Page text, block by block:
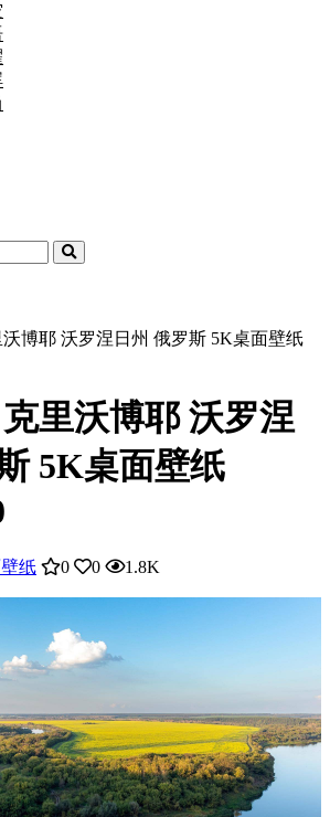
博耶 沃罗涅日州 俄罗斯 5K桌面壁纸
里沃博耶 沃罗涅
5K桌面壁纸
纸 0 0 1.8K